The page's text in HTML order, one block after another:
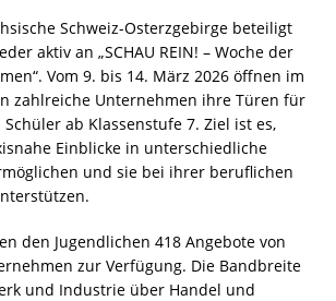
Schweiz-Osterzgebirge beteiligt
aktiv an „SCHAU REIN! – Woche der
Vom 9. bis 14. März 2026 öffnen im
zahlreiche Unternehmen ihre Türen für
ab Klassenstufe 7. Ziel ist es,
Einblicke in unterschiedliche
und sie bei ihrer beruflichen
den Jugendlichen 418 Angebote von
zur Verfügung. Die Bandbreite
und Industrie über Handel und